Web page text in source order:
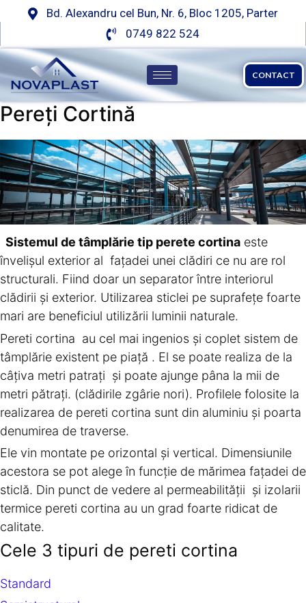
Bd. Alexandru cel Bun, Nr. 6, Bloc 1205, Parter
0749 822 524
CONTACT
Pereți Cortină
Sistemul de tâmplărie tip perete cortina este
învelișul exterior al fațadei unei clădiri ce nu are rol
structurali. Fiind doar un separator între interiorul
clădirii și exterior. Utilizarea sticlei pe suprafețe foarte
mari are beneficiul utilizării luminii naturale.
Pereti cortina au cel mai ingenios și coplet sistem de
tâmplărie existent pe piață . El se poate realiza de la
câțiva metri patrați și poate ajunge pâna la mii de
metri pătrați. (clădirile zgârie nori). Profilele folosite la
realizarea de pereti cortina sunt din aluminiu și poarta
denumirea de traverse.
Ele vin montate pe orizontal și vertical. Dimensiunile
acestora se pot alege în funcție de mărimea fațadei de
sticlă. Din punct de vedere al permeabilității și izolarii
termice pereti cortina au un grad foarte ridicat de
calitate.
Cele 3 tipuri de pereti cortina
Standard